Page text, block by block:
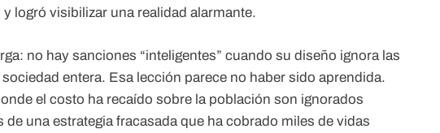
logró visibilizar una realidad alarmante.
no hay sanciones “inteligentes” cuando su diseño ignora las
entera. Esa lección parece no haber sido aprendida.
el costo ha recaído sobre la población son ignorados
una estrategia fracasada que ha cobrado miles de vidas